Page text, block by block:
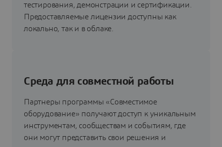
тестирования, демонстрации и сертификации.
Предоставляемые лицензии доступны как
локально, так и в облаке.
Среда для совместной работы
Партнеры программы «Совместимое
оборудование» получают доступ к уникальным
инструментам, сообществам и событиям, где
они могут представить свои решения и